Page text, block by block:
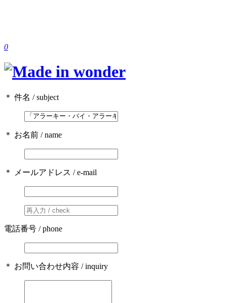
0
＊ 件名 / subject
＊ お名前 / name
＊ メールアドレス / e-mail
電話番号 / phone
＊ お問い合わせ内容 / inquiry